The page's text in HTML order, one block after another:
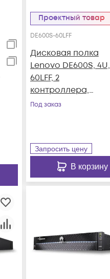
Проектный товар
DE600S-60LFF
Дисковая полка
Lenovo DE600S, 4U,
60LFF, 2
контроллера,
резервируемый БП
Под заказ
Запросить цену
В корзину